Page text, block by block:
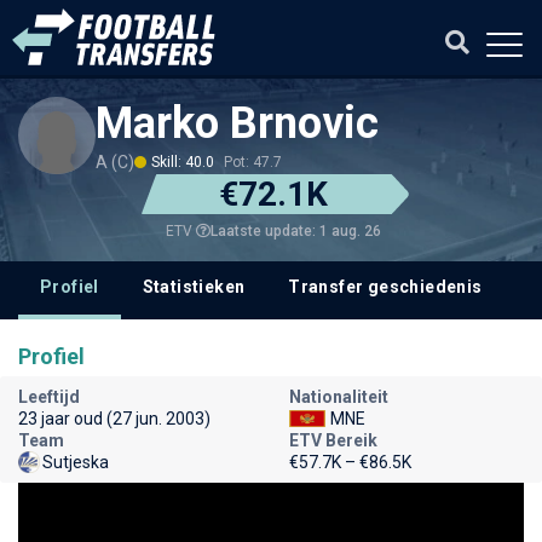
Marko Brnovic
A (C) Skill: 40.0 Pot: 47.7
€72.1K
ETV Laatste update: 1 aug. 26
Profiel Statistieken Transfer geschiedenis
Profiel
Leeftijd
23 jaar oud (27 jun. 2003)
Nationaliteit
MNE
Team
Sutjeska
ETV Bereik
€57.7K – €86.5K